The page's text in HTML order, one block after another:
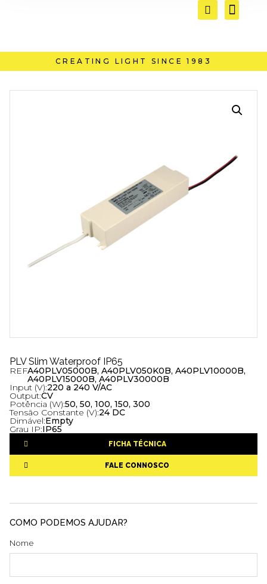
CREATING LIGHT SINCE 1983
PLV Slim Waterproof IP65
REFA40PLV05000B, A40PLV050K0B, A40PLV10000B,
A40PLV15000B, A40PLV30000B
Input (V):220 a 240 V/AC
Output:CV
Potência (W):50, 50, 100, 150, 300
Tensão Constante (V):24 DC
Dimável:Empty
Grau IP:IP65
FICHA TÉCNICA
FALE CONNOSCO
COMO PODEMOS AJUDAR?
Nome